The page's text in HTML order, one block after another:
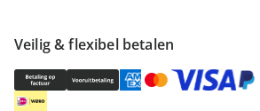
Veilig & flexibel betalen